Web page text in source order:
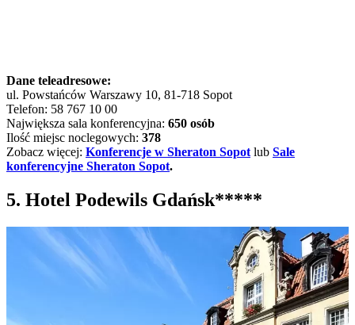
Dane teleadresowe:
ul. Powstańców Warszawy 10, 81-718 Sopot
Telefon: 58 767 10 00
Największa sala konferencyjna: 650 osób
Ilość miejsc noclegowych: 378
Zobacz więcej: Konferencje w Sheraton Sopot lub Sale
konferencyjne Sheraton Sopot.
5. Hotel Podewils Gdańsk*****